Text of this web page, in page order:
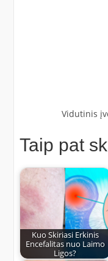
Vidutinis
Taip pat
Kuo Skiriasi Erkinis
Encefalitas nuo Laimo
Ligos?